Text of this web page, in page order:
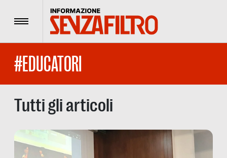
Menu
#EDUCATORI
Tutti gli articoli